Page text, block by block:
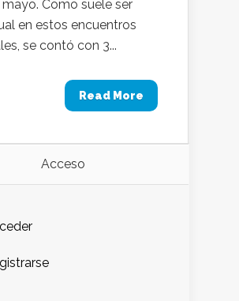
mayo. Como suele ser
en estos encuentros
se contó con 3...
Read More
Acceso